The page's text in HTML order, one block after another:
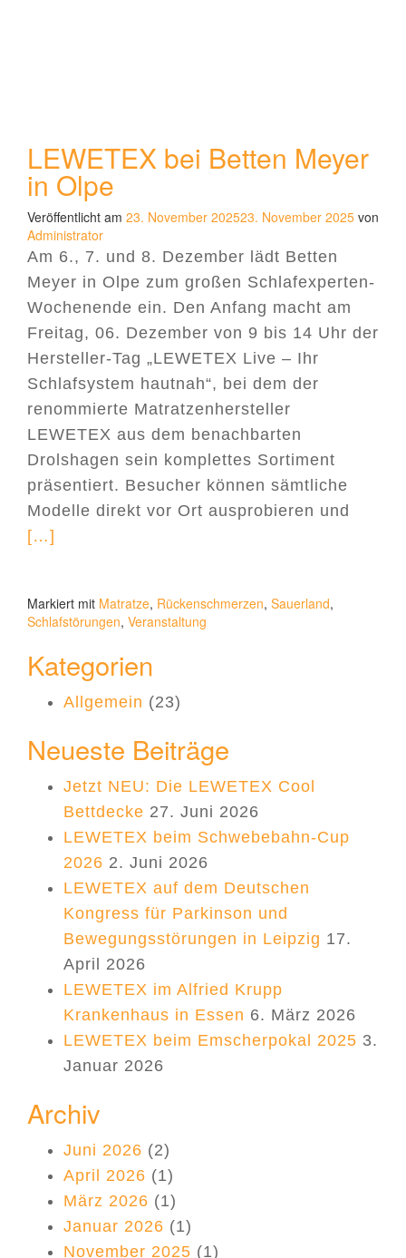
LEWETEX bei Betten Meyer
in Olpe
Veröffentlicht am 23. November 202523. November 2025 von
Administrator
Am 6., 7. und 8. Dezember lädt Betten
Meyer in Olpe zum großen Schlafexperten-
Wochenende ein. Den Anfang macht am
Freitag, 06. Dezember von 9 bis 14 Uhr der
Hersteller-Tag „LEWETEX Live – Ihr
Schlafsystem hautnah“, bei dem der
renommierte Matratzenhersteller
LEWETEX aus dem benachbarten
Drolshagen sein komplettes Sortiment
präsentiert. Besucher können sämtliche
Modelle direkt vor Ort ausprobieren und
[…]
Markiert mit Matratze, Rückenschmerzen, Sauerland,
Schlafstörungen, Veranstaltung
Kategorien
Allgemein (23)
Neueste Beiträge
Jetzt NEU: Die LEWETEX Cool
Bettdecke 27. Juni 2026
LEWETEX beim Schwebebahn-Cup
2026 2. Juni 2026
LEWETEX auf dem Deutschen
Kongress für Parkinson und
Bewegungsstörungen in Leipzig 17.
April 2026
LEWETEX im Alfried Krupp
Krankenhaus in Essen 6. März 2026
LEWETEX beim Emscherpokal 2025 3.
Januar 2026
Archiv
Juni 2026 (2)
April 2026 (1)
März 2026 (1)
Januar 2026 (1)
November 2025 (1)